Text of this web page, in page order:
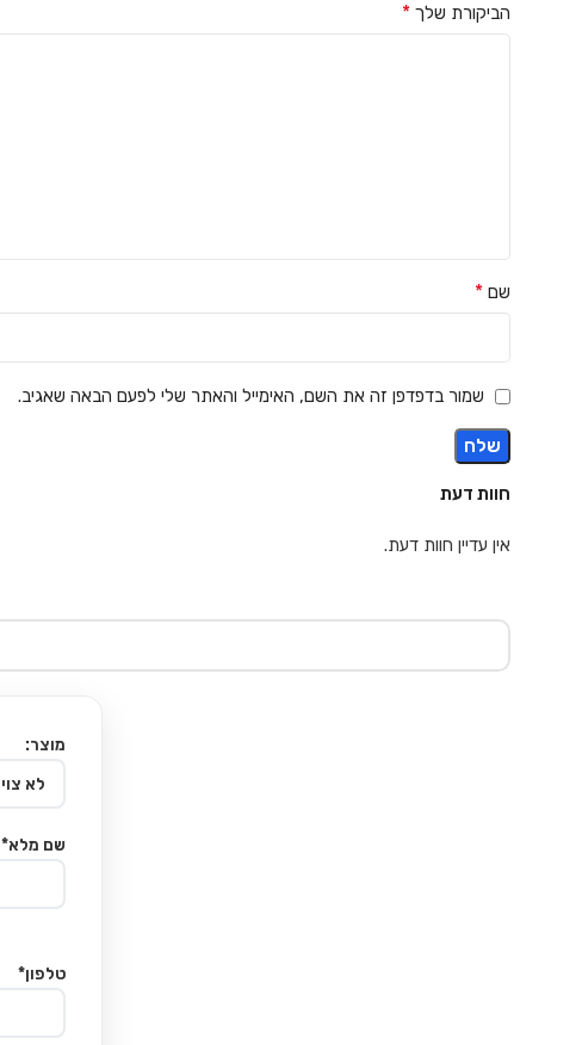
חוות דעת
אין עדיין חוות דעת.
הביקורת שלך *
שם *
שמור בדפדפן זה את השם, האימייל והאתר שלי לפעם הבאה שאגיב.
מוצר:
שם מלא*
טלפון*